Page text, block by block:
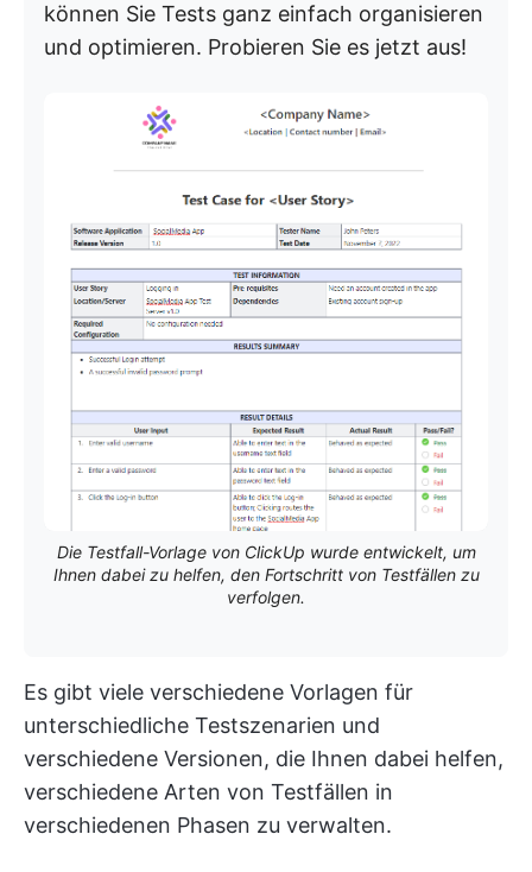
können Sie Tests ganz einfach organisieren
und optimieren. Probieren Sie es jetzt aus!
Die Testfall-Vorlage von ClickUp wurde entwickelt, um
Ihnen dabei zu helfen, den Fortschritt von Testfällen zu
verfolgen.
Es gibt viele verschiedene Vorlagen für
unterschiedliche Testszenarien und
verschiedene Versionen, die Ihnen dabei helfen,
verschiedene Arten von Testfällen in
verschiedenen Phasen zu verwalten.